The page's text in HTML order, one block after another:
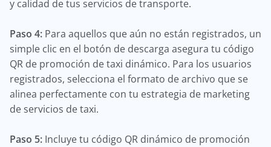
y calidad de tus servicios de transporte.
Paso 4: Para aquellos que aún no están registrados, un
simple clic en el botón de descarga asegura tu código
QR de promoción de taxi dinámico. Para los usuarios
registrados, selecciona el formato de archivo que se
alinea perfectamente con tu estrategia de marketing
de servicios de taxi.
Paso 5: Incluye tu código QR dinámico de promoción